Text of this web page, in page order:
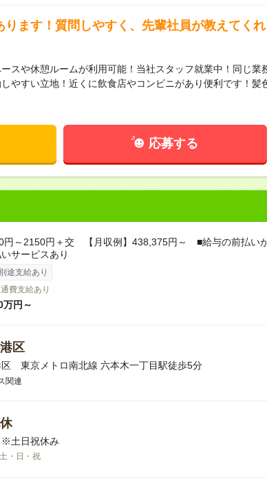
ります！質問しやすく、先輩社員が教えてく
スや休憩ルームが利用可能！当社スタッフ就業中！同じ業
やすい立地！近くに飲食店やコンビニがあり便利です！髪
応募する
円～2150円＋交 【月収例】438,375円～ ■給与の前払い
サービスあり
途支給あり
費支給あり
万円～
区
区 東京メトロ南北線 六本木一丁目駅徒歩5分
関連
土日祝休み
土・日・祝